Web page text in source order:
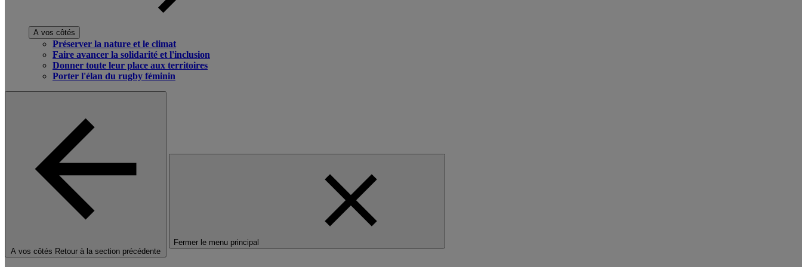
A vos côtés
Préserver la nature et le climat
Faire avancer la solidarité et l'inclusion
Donner toute leur place aux territoires
Porter l'élan du rugby féminin
A vos côtés Retour à la section précédente
Fermer le menu principal